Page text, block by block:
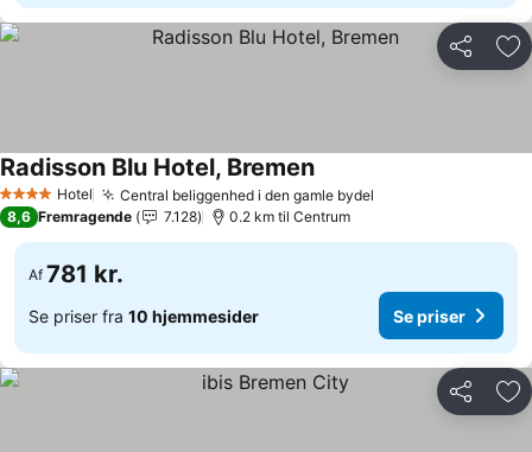
Del
4 StjernerHotel Central beliggenhed i den gamle bydel
Radisson Blu Hotel, Bremen
8,6 Fremragende 7.128 0.2 km til Centrum
Af 781 kr.
Se priser fra 10 hjemmesider Se priser
Del